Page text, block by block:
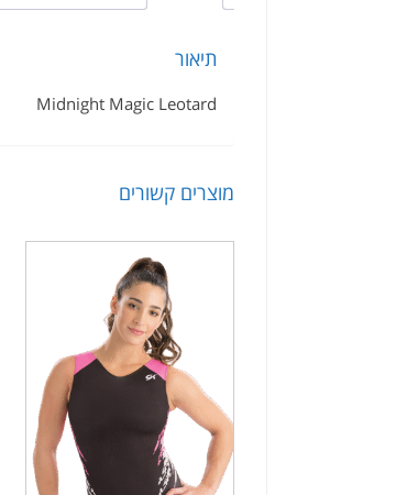
תיאור
Midnight Magic Leotard
מוצרים קשורים